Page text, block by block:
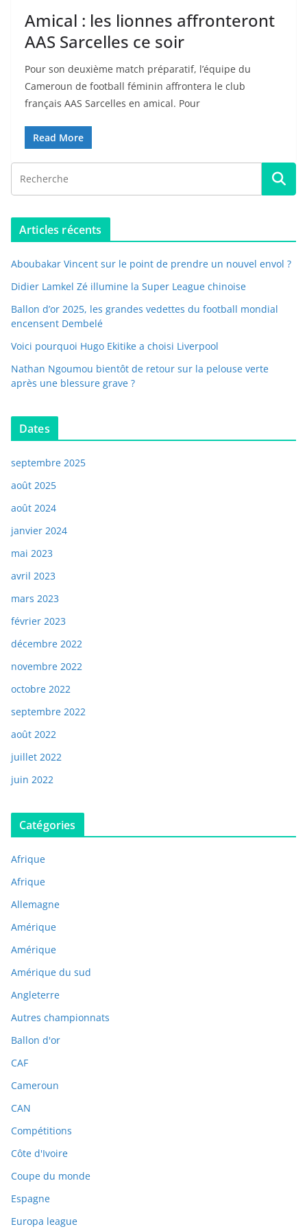
Amical : les lionnes affronteront
AAS Sarcelles ce soir
Pour son deuxième match préparatif, l’équipe du
Cameroun de football féminin affrontera le club
français AAS Sarcelles en amical. Pour
Read More
Articles récents
Aboubakar Vincent sur le point de prendre un nouvel envol ?
Didier Lamkel Zé illumine la Super League chinoise
Ballon d’or 2025, les grandes vedettes du football mondial
encensent Dembelé
Voici pourquoi Hugo Ekitike a choisi Liverpool
Nathan Ngoumou bientôt de retour sur la pelouse verte
après une blessure grave ?
Dates
septembre 2025
août 2025
août 2024
janvier 2024
mai 2023
avril 2023
mars 2023
février 2023
décembre 2022
novembre 2022
octobre 2022
septembre 2022
août 2022
juillet 2022
juin 2022
Catégories
Afrique
Afrique
Allemagne
Amérique
Amérique
Amérique du sud
Angleterre
Autres championnats
Ballon d'or
CAF
Cameroun
CAN
Compétitions
Côte d'Ivoire
Coupe du monde
Espagne
Europa league